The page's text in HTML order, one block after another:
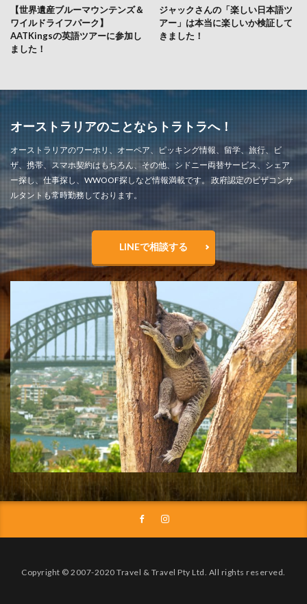
【世界遺産ブルーマウンテンズ＆
ワイルドライフパーク】
AATKingsの英語ツアーに参加し
ました！
ジャックさんの「楽しい日本語ツ
アー」は本当に楽しいか検証して
きました！
オーストラリアのことならトラトラへ！
オーストラリアのワーホリ、オーペア、ピッキング情報、留学、旅行、ビ
ザ、携帯、スマホ契約はもちろん、その他、シドニー両替サービス、シェア
ー探し、仕事探し、WWOOF探しなど情報満載です。 政府認定のビザコンサ
ルタントも常時勤務しております。
LINEで相談する
Copyright © 2007-2020 Travel & Travel Pty Ltd. All rights reserved.